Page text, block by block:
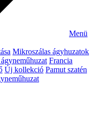
Menü
Mikroszálas ágyhuzatok
Francia
Új kollekció Pamut szatén